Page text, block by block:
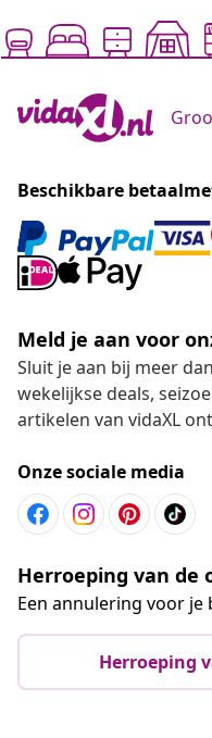
Beschikbare
Meld je aan voor
Sluit je aan bij meer
wekelijkse deals,
artikelen van vidaXL
Onze sociale media
Herroeping van de
Een annulering voor je
Herroeping